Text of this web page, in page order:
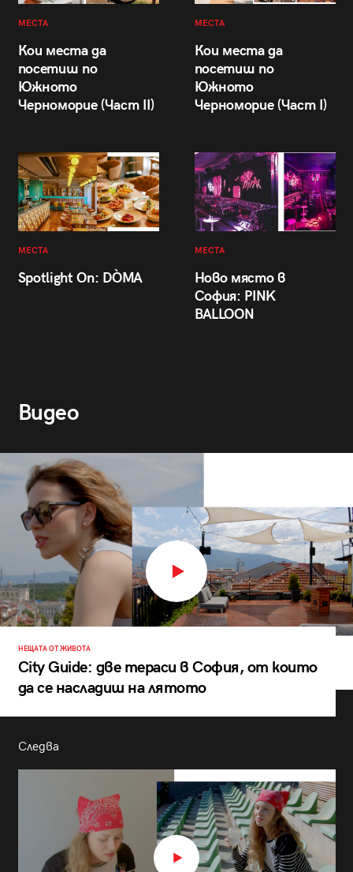
МЕСТА
Кои места да
посетиш по
Южното
Черноморие (Част II)
МЕСТА
Кои места да
посетиш по
Южното
Черноморие (Част I)
МЕСТА
Spotlight On: DÒMA
МЕСТА
Ново място в
София: PINK
BALLOON
Видео
НЕЩАТА ОТ ЖИВОТА
City Guide: две тераси в София, от които
да се насладиш на лятото
Следва